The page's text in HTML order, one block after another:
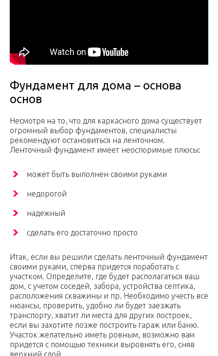
Фундамент для дома – основа
основ
Несмотря на то, что для каркасного дома существует
огромный выбор фундаментов, специалисты
рекомендуют остановиться на ленточном.
Ленточный фундамент имеет неоспоримые плюсы:
может быть выполнен своими руками
недорогой
надежный
сделать его достаточно просто
Итак, если вы решили сделать ленточный фундамент
своими руками, сперва придется поработать с
участком. Определите, где будет располагаться ваш
дом, с учетом соседей, забора, устройства септика,
расположения скважины и пр. Необходимо учесть все
нюансы, проверить, удобно ли будет заезжать
транспорту, хватит ли места для других построек,
если вы захотите позже построить гараж или баню.
Участок желательно иметь ровным, возможно вам
придется с помощью техники выровнять его, сняв
верхний слой.